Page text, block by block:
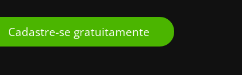
Cadastre-se gratuitamente